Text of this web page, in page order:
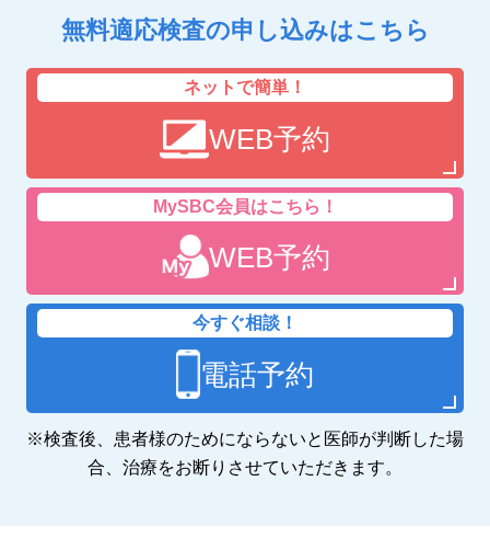
無料適応検査の申し込みはこちら
ネットで簡単！
WEB予約
MySBC会員はこちら！
WEB予約
今すぐ相談！
電話予約
※検査後、患者様のためにならないと医師が判断した場
合、治療をお断りさせていただきます。